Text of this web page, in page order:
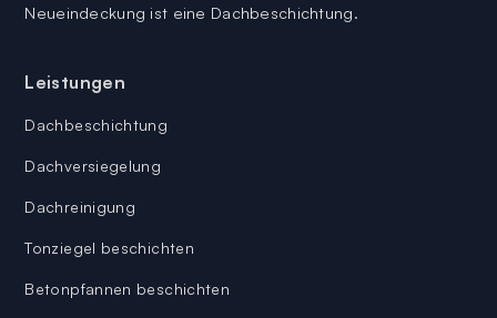
Neueindeckung ist eine Dachbeschichtung.
Leistungen
Dachbeschichtung
Dachversiegelung
Dachreinigung
Tonziegel beschichten
Betonpfannen beschichten